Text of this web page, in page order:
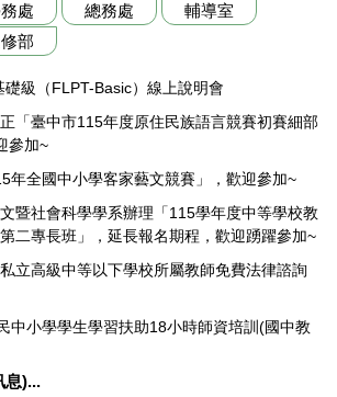
處 總務處
輔導室
部
級（FLPT-Basic）線上說明會
「臺中市115年度原住民族語言競賽初賽細部
參加~
年全國中小學客家藝文競賽」，歡迎參加~
暨社會科學學系辦理「115學年度中等學校教
二專長班」，延長報名期程，歡迎踴躍參加~
立高級中等以下學校所屬教師免費法律諮詢
中小學學生學習扶助18小時師資培訓(國中教
息)...